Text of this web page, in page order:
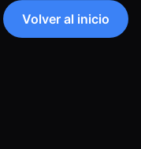
Volver al inicio